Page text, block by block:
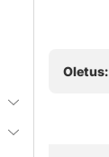
Oletus: